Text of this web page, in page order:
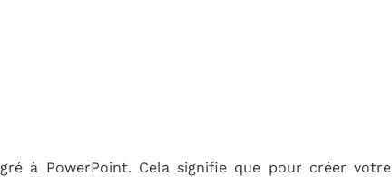
à PowerPoint. Cela signifie que pour créer votre